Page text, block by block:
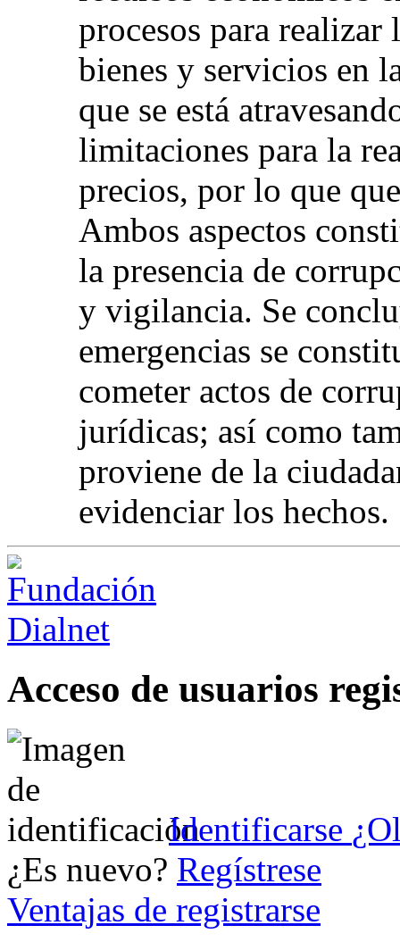
procesos para
bienes y servicios en
que se está
limitaciones para la
precios, por lo que
Ambos aspectos
la presencia de
y vigilancia. Se
emergencias se
cometer actos de
jurídicas; así como
proviene de la
evidenciar los hechos.
Acceso de usuarios
Identificarse
¿Es nuevo? Regístrese
Ventajas de registrarse